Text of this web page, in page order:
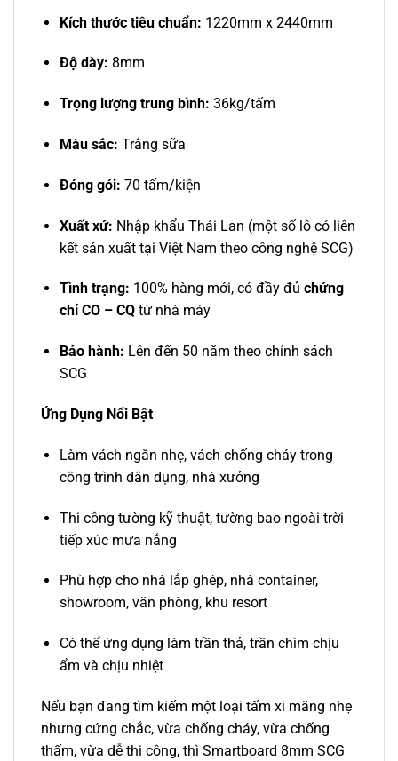
Kích thước tiêu chuẩn: 1220mm x 2440mm
Độ dày: 8mm
Trọng lượng trung bình: 36kg/tấm
Màu sắc: Trắng sữa
Đóng gói: 70 tấm/kiện
Xuất xứ: Nhập khẩu Thái Lan (một số lô có liên
kết sản xuất tại Việt Nam theo công nghệ SCG)
Tình trạng: 100% hàng mới, có đầy đủ chứng
chỉ CO – CQtừ nhà máy
Bảo hành: Lên đến 50 năm theo chính sách
SCG
Ứng Dụng Nổi Bật
Làm vách ngăn nhẹ, vách chống cháy trong
công trình dân dụng, nhà xưởng
Thi công tường kỹ thuật, tường bao ngoài trời
tiếp xúc mưa nắng
Phù hợp cho nhà lắp ghép, nhà container,
showroom, văn phòng, khu resort
Có thể ứng dụng làm trần thả, trần chìm chịu
ẩm và chịu nhiệt
Nếu bạn đang tìm kiếm một loại tấm xi măng nhẹ
nhưng cứng chắc, vừa chống cháy, vừa chống
thấm, vừa dễ thi công, thì Smartboard 8mm SCG